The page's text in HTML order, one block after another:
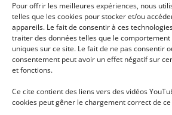
Pour offrir les meilleures expériences, nous
telles que les cookies pour stocker et/ou
appareils. Le fait de consentir à ces
traiter des données telles que le comportement
uniques sur ce site. Le fait de ne pas consentir
consentement peut avoir un effet négatif sur
et fonctions.
Ce cite contient des liens vers des vidéos
cookies peut gêner le chargement correct de
Pour voir les différentes vidéos
séminaire, cliquez en haut à droite